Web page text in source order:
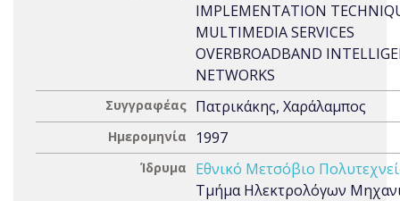
IMPLEMENTATION
MULTIMEDIA SERVICES
OVERBROADBAND
NETWORKS
Συγγραφέας Πατρικάκης, Χαράλαμπος
Ημερομηνία 1997
Ίδρυμα
Εθνικό Μετσόβιο
Τμήμα Ηλεκτρολόγων